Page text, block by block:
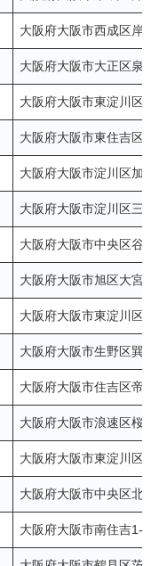
大阪府大阪市西成区
大阪府大阪市大正区
大阪府大阪市東淀川
大阪府大阪市東住吉
大阪府大阪市淀川区
大阪府大阪市淀川区
大阪府大阪市中央区
大阪府大阪市旭区大
大阪府大阪市東淀川
大阪府大阪市生野区
大阪府大阪市住吉区
大阪府大阪市浪速区
大阪府大阪市東淀川
大阪府大阪市中央区
大阪府大阪市南住吉